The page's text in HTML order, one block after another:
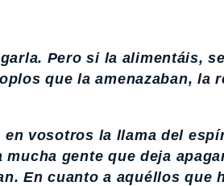
Pero si la alimentáis,
que la amenazaban, la
vosotros la llama del
gente que deja
En cuanto a aquéllos que